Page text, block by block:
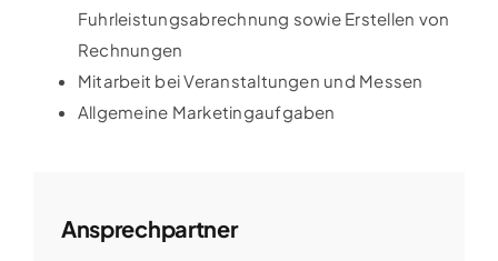
Fuhrleistungsabrechnung sowie Erstellen von
Rechnungen
Mitarbeit bei Veranstaltungen und Messen
Allgemeine Marketingaufgaben
Ansprechpartner